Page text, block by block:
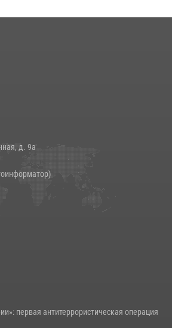
помощи (видео)
научная конференция по обобщению
д. 9а
первая антитеррористическая операция